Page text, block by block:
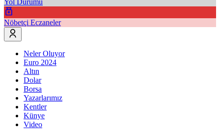
Yol Durumu
Nöbetçi Eczaneler
Neler Oluyor
Euro 2024
Altın
Dolar
Borsa
Yazarlarımız
Kentler
Künye
Video